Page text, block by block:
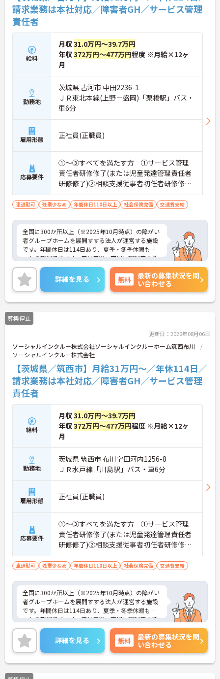
請求業務は本社対応／障害者GH／サービス管理
責任者
給料
月収31.0万円～39.7万円
年収372万円～477万円程度 ※月給×12ヶ
月
勤務地
茨城県 古河市 中田2236-1
ＪＲ東北本線(上野－盛岡)「栗橋駅」バス・
車6分
雇用形態 正社員(正職員)
応募要件
①～③すべてを満たす方 ①サービス管理
責任者研修修了(または児童発達管理責任者
研修修了)②相談支援従事者初任者研修修了
(または相談支援従事者実務者研修修了)③普
通自動車運転免許(AT限定可)
車通勤可 残業少なめ 年間休日110日以上 社会保険完備 交通費支給
全国に300か所以上（※2025年10月時点）の障がい
者グループホームを展開すする法人が運営する施設
です。年間休日は114日あり、夏季・冬季休暇もし
っかり取得できます。産前産後・育児休暇制度の活
用実績も豊富で、子育て中の方も多数活躍してお
り、ライフステージに変化があっても安心して長く
働ける環境です。職場では20代から60代まで幅広い
年代のスタッフがそれぞれの経験を活かして活躍し
ています。一般社員研修や外部勉強会受講支援な
ど、スキルアップを支える制度が整っているため安
心です。また、請求・申請業務は本社専門部署が一
す。キャリアアップを目指したい方、プライベート
と両立しながら専門性を高めたい方におすすめで
す。ご興味のある方は詳細等をお伝えしますので、
お気軽にお問い合わせください。
詳細を見る 無料
最新の募集状況を問
い合わせる
募集停止
更新日：2026年08月06日
ソーシャルインクルー株式会社ソーシャルインクルーホーム筑西布川
ソーシャルインクルー株式会社
【茨城県／筑西市】月給31万円～／年休114日／
請求業務は本社対応／障害者GH／サービス管理
責任者
給料
月収31.0万円～39.7万円
年収372万円～477万円程度 ※月給×12ヶ
月
勤務地
茨城県 筑西市 布川字田河内1256-8
ＪＲ水戸線「川島駅」バス・車6分
雇用形態 正社員(正職員)
応募要件
①～③すべてを満たす方 ①サービス管理
責任者研修修了(または児童発達管理責任者
研修修了)②相談支援従事者初任者研修修了
(または相談支援従事者実務者研修修了)③普
通自動車運転免許(AT限定可)
車通勤可 残業少なめ 年間休日110日以上 社会保険完備 交通費支給
全国に300か所以上（※2025年10月時点）の障がい
者グループホームを展開すする法人が運営する施設
です。年間休日は114日あり、夏季・冬季休暇もし
っかり取得できます。産前産後・育児休暇制度の活
用実績も豊富で、子育て中の方も多数活躍してお
り、ライフステージに変化があっても安心して長く
働ける環境です。職場では20代から60代まで幅広い
年代のスタッフがそれぞれの経験を活かして活躍し
ています。一般社員研修や外部勉強会受講支援な
ど、スキルアップを支える制度が整っているため安
詳細を見る 無料
最新の募集状況を問
い合わせる